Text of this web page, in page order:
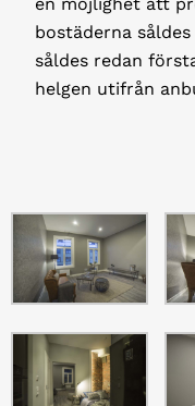
bostäderna
såldes redan
helgen utifrån